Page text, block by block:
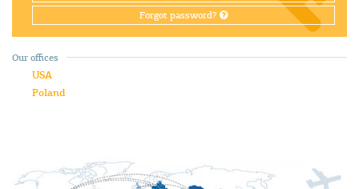
Forgot password?
Our offices
USA
Poland